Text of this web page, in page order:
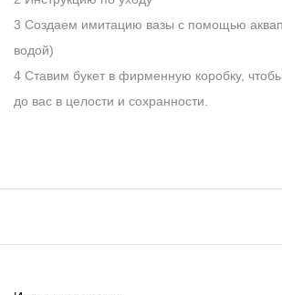
3 Создаем имитацию вазы с помощью
водой)
4 Ставим букет в фирменную коробку,
до вас в целости и сохранности.